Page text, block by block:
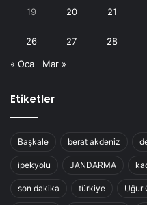
19 20 21
26 27 28
« Oca Mar »
Etiketler
Başkale berat akdeniz
ipekyolu JANDARMA
son dakika türkiye Uğur